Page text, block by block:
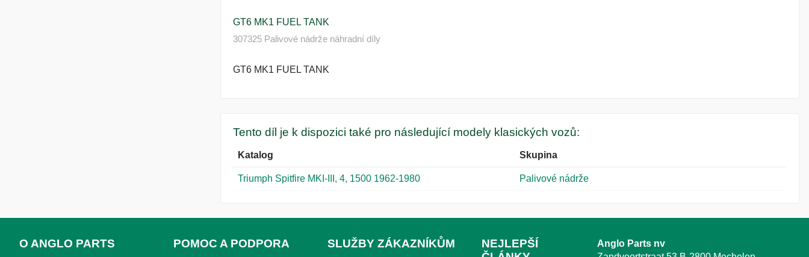
GT6 MK1 FUEL TANK
307325 Palivové nádrže náhradní díly
GT6 MK1 FUEL TANK
Tento díl je k dispozici také pro následující modely klasických vozů:
Katalog Skupina
Triumph Spitfire MKI-III, 4, 1500 1962-1980 Palivové nádrže
O ANGLO PARTS POMOC A PODPORA SLUŽBY ZÁKAZNÍKŮM
NEJLEPŠÍ
Anglo Parts nv